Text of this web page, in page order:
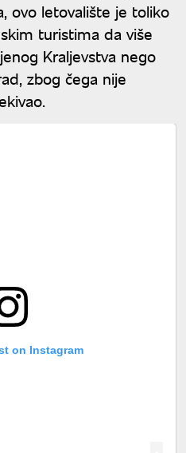
ovo letovalište je toliko
turistima da više
Kraljevstva nego
zbog čega nije
on Instagram